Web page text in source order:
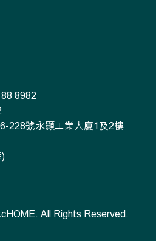
8982
228號永顯工業大廈1及2樓
)
All Rights Reserved.